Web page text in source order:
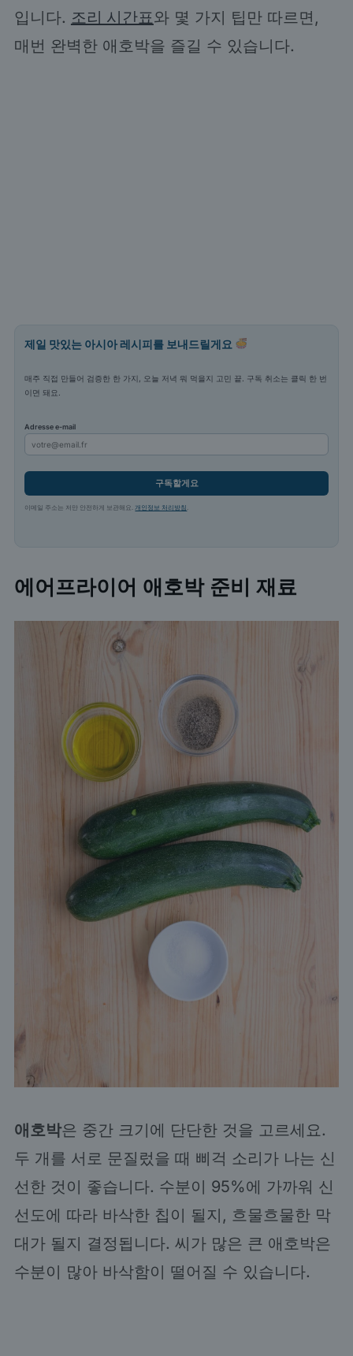
입니다. 조리 시간표와 몇 가지 팁만 따르면,
매번 완벽한 애호박을 즐길 수 있습니다.
제일 맛있는 아시아 레시피를 보내드릴게요
매주 직접 만들어 검증한 한 가지, 오늘 저녁 뭐 먹을지 고민 끝. 구독 취소는 클릭 한 번
이면 돼요.
Adresse e-mail
구독할게요
이메일 주소는 저만 안전하게 보관해요. 개인정보 처리방침
에어프라이어 애호박 준비 재료
애호박은 중간 크기에 단단한 것을 고르세요.
두 개를 서로 문질렀을 때 삐걱 소리가 나는 신
선한 것이 좋습니다. 수분이 95%에 가까워 신
선도에 따라 바삭한 칩이 될지, 흐물흐물한 막
대가 될지 결정됩니다. 씨가 많은 큰 애호박은
수분이 많아 바삭함이 떨어질 수 있습니다.